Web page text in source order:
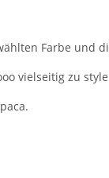
Farbe und
vielseitig zu